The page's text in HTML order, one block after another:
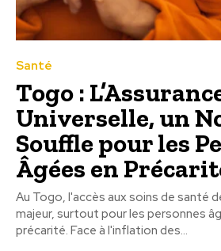
Santé
Togo :
Universelle, un
Souffle pour les
Âgées en
Au Togo, l'accès aux soins de santé
majeur, surtout pour les personnes
précarité. Face à l'inflation des...